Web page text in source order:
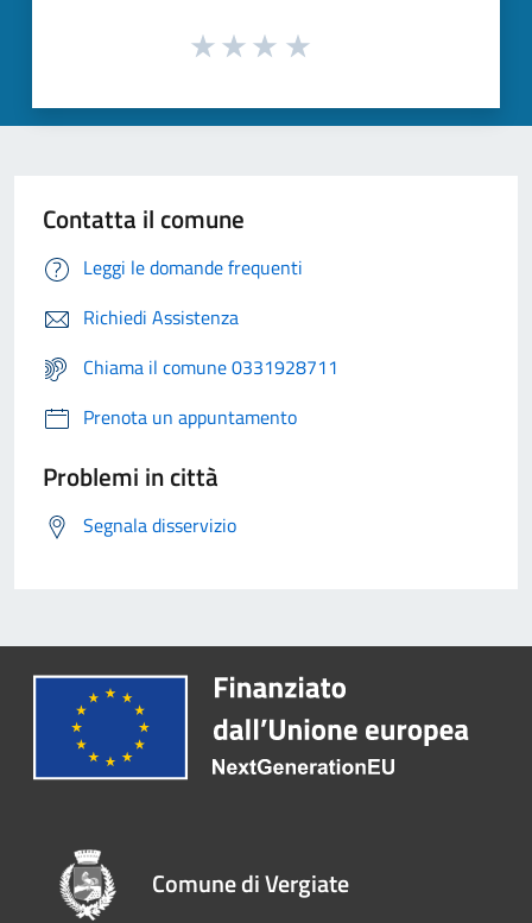
Contatta il comune
Leggi le domande frequenti
Richiedi Assistenza
Chiama il comune 0331928711
Prenota un appuntamento
Problemi in città
Segnala disservizio
Comune di Vergiate